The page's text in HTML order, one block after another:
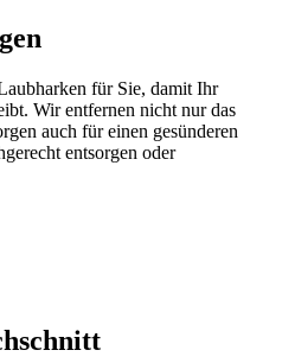
für Sie, damit Ihr
Wir entfernen nicht nur das
auch für einen gesünderen
entsorgen oder